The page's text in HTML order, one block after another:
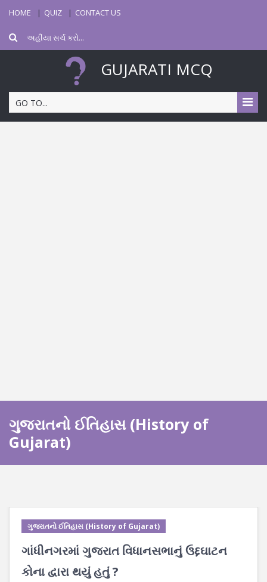
HOME QUIZ CONTACT US
GUJARATI MCQ
GO TO...
ગુજરાતનો ઈતિહાસ (History of
Gujarat)
ગુજરાતનો ઈતિહાસ (History of Gujarat)
ગાંધીનગરમાં ગુજરાત વિધાનસભાનું ઉદ્દઘાટન
કોના દ્વારા થયું હતું ?